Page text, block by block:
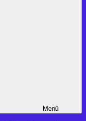
Menü